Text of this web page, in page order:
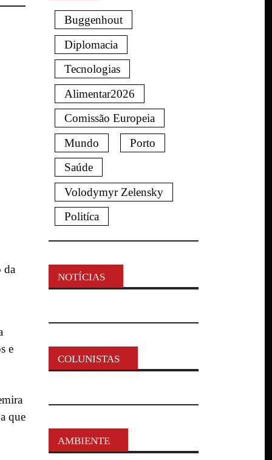
da
e
que
Buggenhout
Diplomacia
Tecnologias
Alimentar2026
Comissão Europeia
Mundo
Porto
Saúde
Volodymyr Zelensky
Politíca
NOTÍCIAS
COLUNISTAS
AMBIENTE